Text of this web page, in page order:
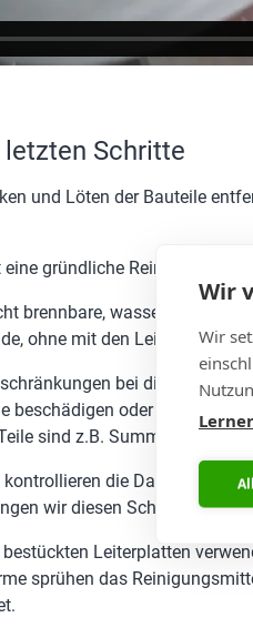
Schritte
und Löten der Bauteile
gründliche Reinigung zur
brennbare, wasserbasierte
ohne mit den Leiterplatten
bei diesem
beschädigen oder Wasser
sind z.B. Summer,
kontrollieren die Datenblätter
wir diesen Schritt für die
Leiterplatten
sprühen das
Wir
Wir